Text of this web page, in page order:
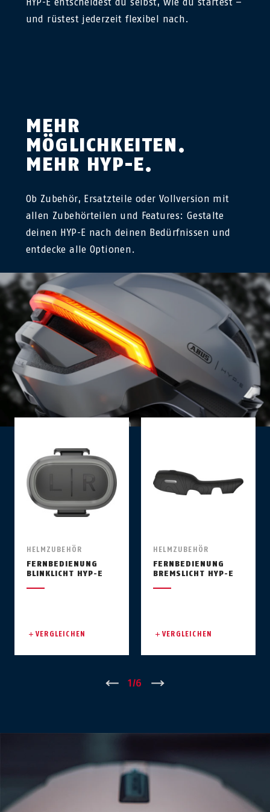
und rüstest jederzeit flexibel nach.
MEHR
MÖGLICHKEITEN.
MEHR HYP-E.
Ob Zubehör, Ersatzteile oder Vollversion mit
allen Zubehörteilen und Features: Gestalte
deinen HYP-E nach deinen Bedürfnissen und
entdecke alle Optionen.
HELMZUBEHÖR
FERNBEDIENUNG
BLINKLICHT HYP-E
VERGLEICHEN
HELMZUBEHÖR
FERNBEDIENUNG
BREMSLICHT HYP-E
VERGLEICHEN
Zurück
1/6